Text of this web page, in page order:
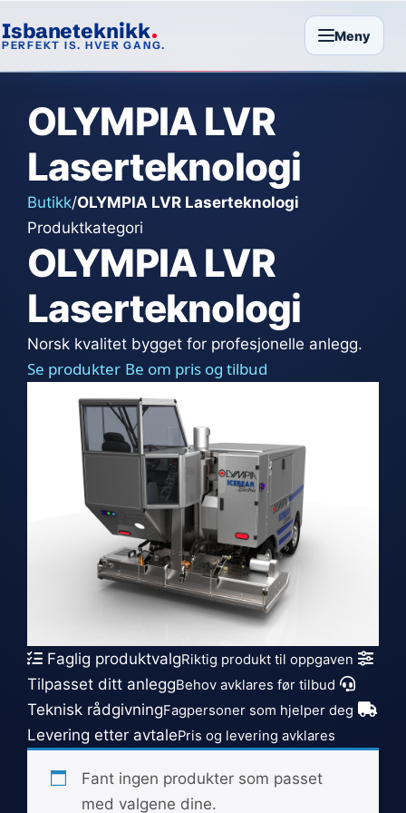
Isbaneteknikk
PERFEKT IS. HVER GANG.
Meny
OLYMPIA LVR
Laserteknologi
Butikk/OLYMPIA LVR Laserteknologi
Produktkategori
OLYMPIA LVR
Laserteknologi
Norsk kvalitet bygget for profesjonelle anlegg.
Se produkter Be om pris og tilbud
Faglig produktvalgRiktig produkt til oppgaven
Tilpasset ditt anleggBehov avklares før tilbud
Teknisk rådgivningFagpersoner som hjelper deg
Levering etter avtalePris og levering avklares
Fant ingen produkter som passet
med valgene dine.